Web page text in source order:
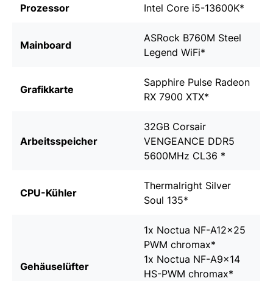
Prozessor Intel Core i5-13600K*
Mainboard
ASRock B760M Steel
Legend WiFi*
Grafikkarte
Sapphire Pulse Radeon
RX 7900 XTX*
Arbeitsspeicher
32GB Corsair
VENGEANCE DDR5
5600MHz CL36 *
CPU-Kühler
Thermalright Silver
Soul 135*
Gehäuselüfter
1x Noctua NF-A12x25
PWM chromax*
1x Noctua NF-A9x14
HS-PWM chromax*